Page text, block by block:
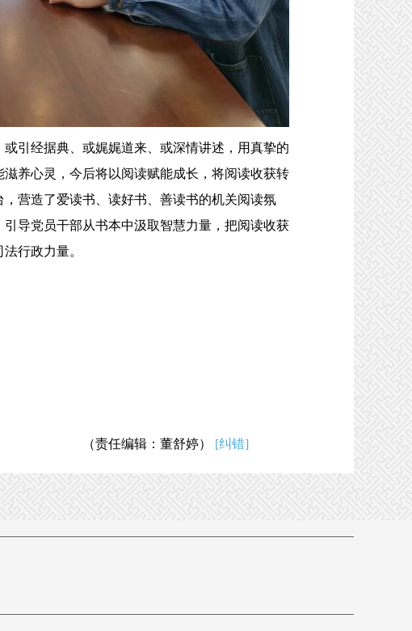
引经据典、或娓娓道来、或深情讲述，用真挚的
养心灵，今后将以阅读赋能成长，将阅读收获转
营造了爱读书、读好书、善读书的机关阅读氛
导党员干部从书本中汲取智慧力量，把阅读收获
行政力量。
（责任编辑：董舒婷） [纠错]